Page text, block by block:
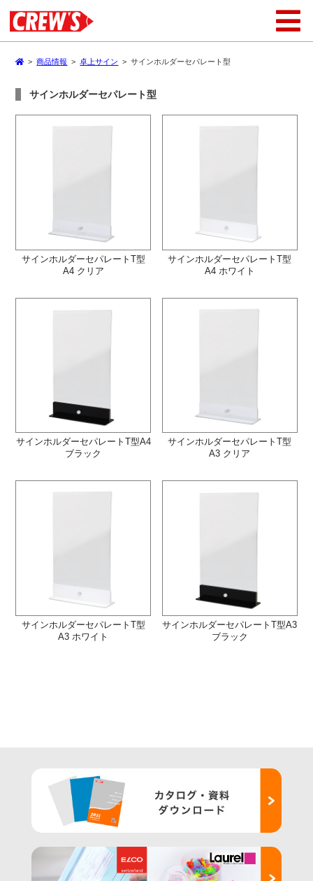
>商品情報 >卓上サイン >サインホルダーセパレート型
サインホルダーセパレート型
サインホルダーセパレートT型
A4 クリア
サインホルダーセパレートT型
A4 ホワイト
サインホルダーセパレートT型A4
ブラック
サインホルダーセパレートT型
A3 クリア
サインホルダーセパレートT型
A3 ホワイト
サインホルダーセパレートT型A3
ブラック